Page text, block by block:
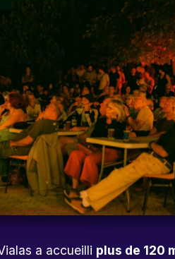
a accueilli plus de 120